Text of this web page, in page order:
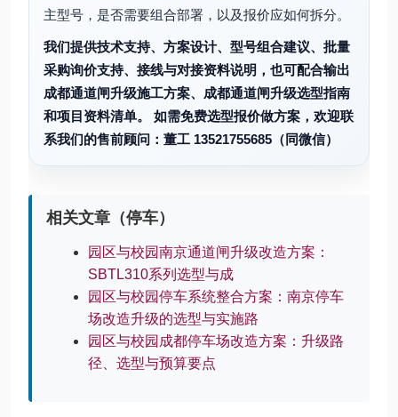
主型号，是否需要组合部署，以及报价应如何拆分。
我们提供技术支持、方案设计、型号组合建议、批量
采购询价支持、接线与对接资料说明，也可配合输出
成都通道闸升级施工方案、成都通道闸升级选型指南
和项目资料清单。 如需免费选型报价做方案，欢迎联
系我们的售前顾问：董工 13521755685（同微信）
相关文章（停车）
园区与校园南京通道闸升级改造方案：
SBTL310系列选型与成
园区与校园停车系统整合方案：南京停车
场改造升级的选型与实施路
园区与校园成都停车场改造方案：升级路
径、选型与预算要点